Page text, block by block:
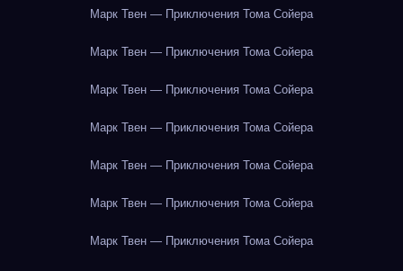
Марк Твен — Приключения Тома Сойера
Марк Твен — Приключения Тома Сойера
Марк Твен — Приключения Тома Сойера
Марк Твен — Приключения Тома Сойера
Марк Твен — Приключения Тома Сойера
Марк Твен — Приключения Тома Сойера
Марк Твен — Приключения Тома Сойера